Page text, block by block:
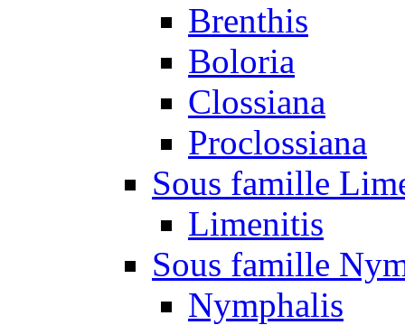
Brenthis
Boloria
Clossiana
Proclossiana
Sous famille
Limenitis
Sous famille
Nymphalis